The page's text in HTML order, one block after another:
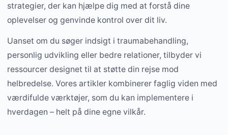
strategier, der kan hjælpe dig med at forstå dine
oplevelser og genvinde kontrol over dit liv.
Uanset om du søger indsigt i traumabehandling,
personlig udvikling eller bedre relationer, tilbyder vi
ressourcer designet til at støtte din rejse mod
helbredelse. Vores artikler kombinerer faglig viden med
værdifulde værktøjer, som du kan implementere i
hverdagen – helt på dine egne vilkår.